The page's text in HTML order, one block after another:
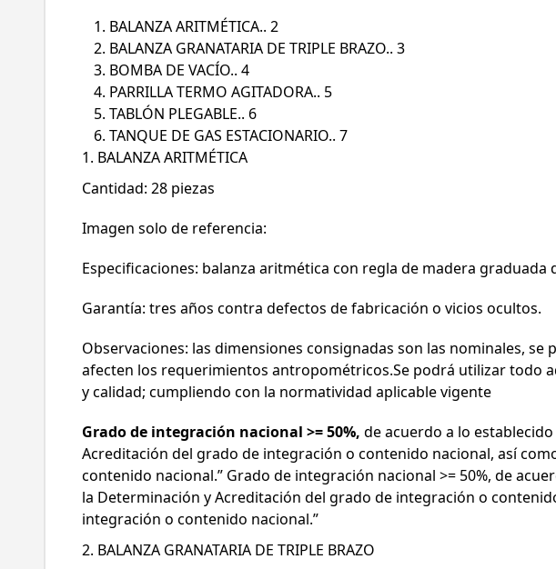
BALANZA ARITMÉTICA.. 2
BALANZA GRANATARIA DE TRIPLE BRAZO.. 3
BOMBA DE VACÍO.. 4
PARRILLA TERMO AGITADORA.. 5
TABLÓN PLEGABLE.. 6
TANQUE DE GAS ESTACIONARIO.. 7
1. BALANZA ARITMÉTICA
Cantidad: 28 piezas
Imagen solo de referencia:
Especificaciones: balanza aritmética con regla de madera graduada
Garantía: tres años contra defectos de fabricación o vicios ocultos.
Observaciones: las dimensiones consignadas son las nominales,
afecten los requerimientos antropométricos.Se podrá utilizar todo
y calidad; cumpliendo con la normatividad aplicable vigente
Grado de integración nacional >= 50%, de acuerdo a lo
Acreditación del grado de integración o contenido nacional, así
contenido nacional.” Grado de integración nacional >= 50%, de
la Determinación y Acreditación del grado de integración o
integración o contenido nacional.”
2. BALANZA GRANATARIA DE TRIPLE BRAZO